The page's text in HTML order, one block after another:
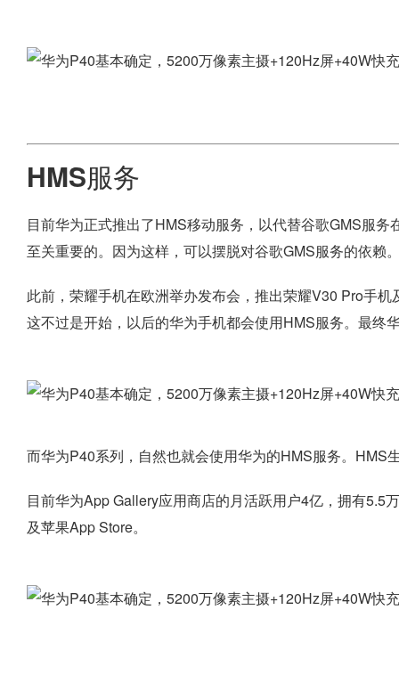
HMS服务
目前华为正式推出了HMS移动服务，以代替谷歌GMS服
至关重要的。因为这样，可以摆脱对谷歌GMS服务的依赖
此前，荣耀手机在欧洲举办发布会，推出荣耀V30 Pro手
这不过是开始，以后的华为手机都会使用HMS服务。最终
而华为P40系列，自然也就会使用华为的HMS服务。HMS
目前华为App Gallery应用商店的月活跃用户4亿，拥有
及苹果App Store。